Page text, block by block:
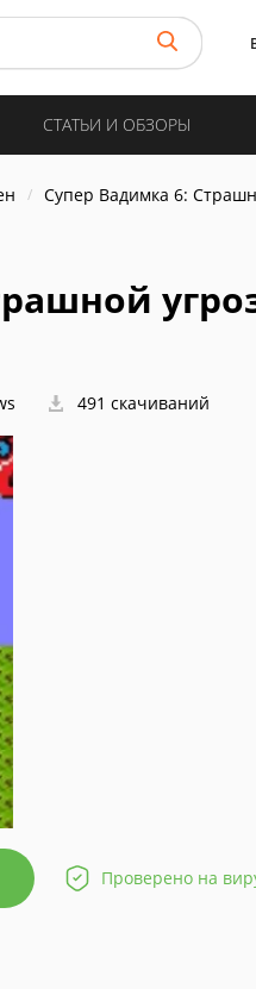
СТАТЬИ И ОБЗОРЫ
Супер Вадимка 6:
491 скачиваний
Проверено на